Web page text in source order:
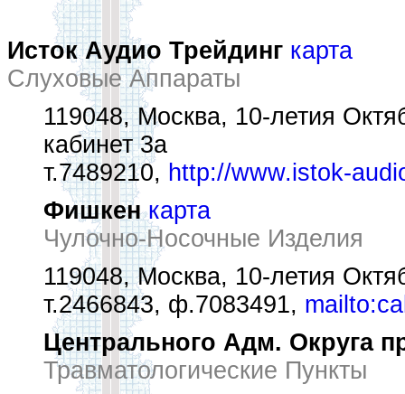
Исток Аудио Трейдинг карта
Слуховые Аппараты
119048, Москва, 10-летия
кабинет 3а
т.7489210, http://www.istok-
Фишкен карта
Чулочно-Носочные Изделия
119048, Москва, 10-летия
т.2466843, ф.7083491,
Центрального Адм. Округа
Травматологические Пункты